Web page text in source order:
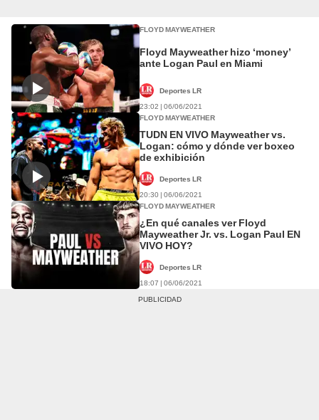
FLOYD MAYWEATHER
Floyd Mayweather hizo ‘money’
ante Logan Paul en Miami
Deportes LR
23:02 | 06/06/2021
FLOYD MAYWEATHER
TUDN EN VIVO Mayweather vs.
Logan: cómo y dónde ver boxeo
de exhibición
Deportes LR
20:30 | 06/06/2021
FLOYD MAYWEATHER
¿En qué canales ver Floyd
Mayweather Jr. vs. Logan Paul EN
VIVO HOY?
Deportes LR
18:07 | 06/06/2021